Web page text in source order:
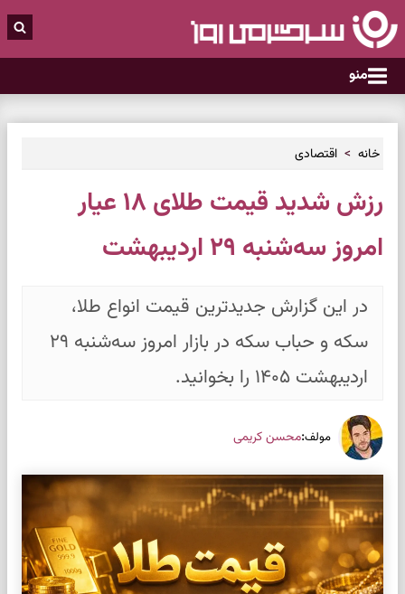
منو
خانه اقتصادی
رزش شدید قیمت طلای ۱۸ عیار
امروز سه‌شنبه ۲۹ اردیبهشت
در این گزارش جدیدترین قیمت انواع طلا،
سکه و حباب سکه در بازار امروز سه‌شنبه ۲۹
اردیبهشت ۱۴۰۵ را بخوانید.
مولف:محسن کریمی